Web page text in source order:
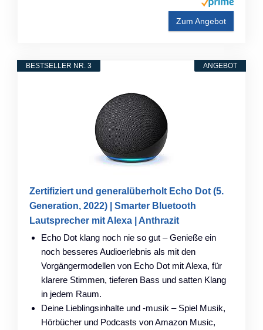
Zum Angebot
ANGEBOT
BESTSELLER NR. 3
Zertifiziert und generalüberholt Echo Dot (5.
Generation, 2022) | Smarter Bluetooth
Lautsprecher mit Alexa | Anthrazit
Echo Dot klang noch nie so gut – Genieße ein
noch besseres Audioerlebnis als mit den
Vorgängermodellen von Echo Dot mit Alexa, für
klarere Stimmen, tieferen Bass und satten Klang
in jedem Raum.
Deine Lieblingsinhalte und -musik – Spiel Musik,
Hörbücher und Podcasts von Amazon Music,